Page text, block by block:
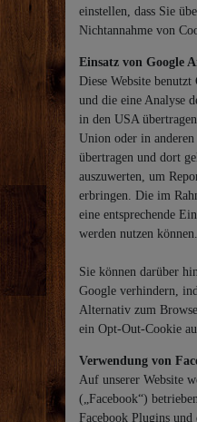
einstellen, dass Sie
Nichtannahme von
Einsatz von Google
Diese Website
und die eine Analyse
in den USA
Union oder in
übertragen und dort
auszuwerten, um
erbringen. Die im
eine entsprechende
werden nutzen können.
Sie können darüber
Google verhindern,
Alternativ zum
ein Opt-Out-Cookie
Verwendung von
Auf unserer Website
(„Facebook“)
Facebook Plugins